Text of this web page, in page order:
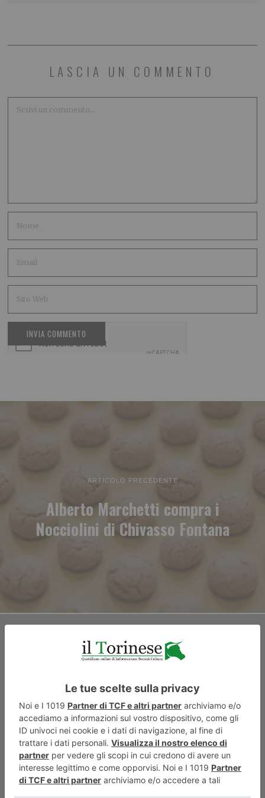
LASCIA UN COMMENTO
ARTICOLO PRECEDENTE
Alberto Marchetti compra i
Nocciolini di Chivasso Fontana
ARTICOLO SUCCESSIVO
Giuseppe Allamano presto
santo